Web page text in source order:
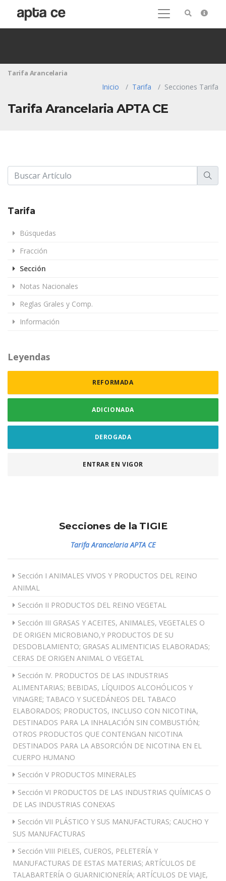
Tarifa Arancelaria
Inicio Tarifa Secciones Tarifa
Tarifa Arancelaria APTA CE
Tarifa
Búsquedas
Fracción
Sección
Notas Nacionales
Reglas Grales y Comp.
Información
Leyendas
REFORMADA
ADICIONADA
DEROGADA
ENTRAR EN VIGOR
Secciones de la TIGIE
Tarifa Arancelaria APTA CE
Sección I ANIMALES VIVOS Y PRODUCTOS DEL REINO
ANIMAL
Sección II PRODUCTOS DEL REINO VEGETAL
Sección III GRASAS Y ACEITES, ANIMALES, VEGETALES O
DE ORIGEN MICROBIANO,Y PRODUCTOS DE SU
DESDOBLAMIENTO; GRASAS ALIMENTICIAS ELABORADAS;
CERAS DE ORIGEN ANIMAL O VEGETAL
Sección IV. PRODUCTOS DE LAS INDUSTRIAS
ALIMENTARIAS; BEBIDAS, LÍQUIDOS ALCOHÓLICOS Y
VINAGRE; TABACO Y SUCEDÁNEOS DEL TABACO
ELABORADOS; PRODUCTOS, INCLUSO CON NICOTINA,
DESTINADOS PARA LA INHALACIÓN SIN COMBUSTIÓN;
OTROS PRODUCTOS QUE CONTENGAN NICOTINA
DESTINADOS PARA LA ABSORCIÓN DE NICOTINA EN EL
CUERPO HUMANO
Sección V PRODUCTOS MINERALES
Sección VI PRODUCTOS DE LAS INDUSTRIAS QUÍMICAS O
DE LAS INDUSTRIAS CONEXAS
Sección VII PLÁSTICO Y SUS MANUFACTURAS; CAUCHO Y
SUS MANUFACTURAS
Sección VIII PIELES, CUEROS, PELETERÍA Y
MANUFACTURAS DE ESTAS MATERIAS; ARTÍCULOS DE
TALABARTERÍA O GUARNICIONERÍA; ARTÍCULOS DE VIAJE,